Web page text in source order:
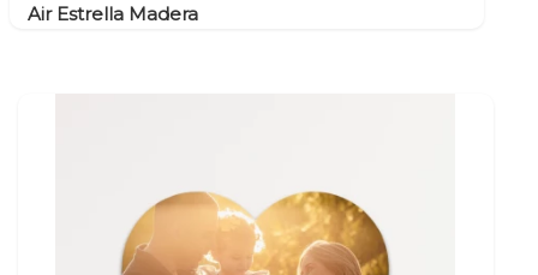
Air Estrella Madera